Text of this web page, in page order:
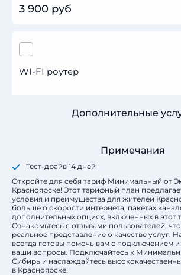
3 900 руб
WI-FI роутер
Дополнительные
Примечания
Тест-драйв 14 дней
Откройте для себя тариф Минимальный от
Красноярске! Этот тарифный план
условия и преимущества для жителей
больше о скорости интернета, пакетах
дополнительных опциях, включенных в этот
Ознакомьтесь с отзывами пользователей,
реальное представление о качестве услуг.
всегда готовы помочь вам с подключением и
ваши вопросы. Подключайтесь к
Сибирь и наслаждайтесь
в Красноярске!